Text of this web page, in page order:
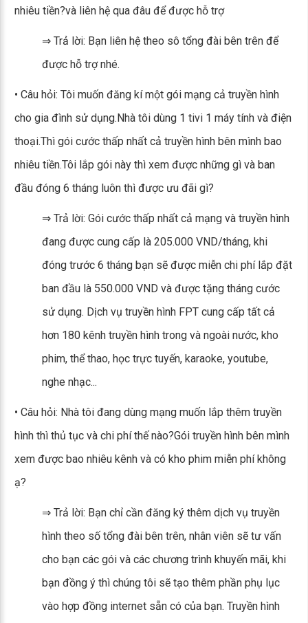
nhiêu tiền?và liên hệ qua đâu để được hỗ trợ
⇒ Trả lời: Bạn liên hệ theo sô tổng đài bên trên để
được hỗ trợ nhé.
• Câu hỏi: Tôi muốn đăng kí một gói mạng cả truyền hình
cho gia đình sử dụng.Nhà tôi dùng 1 tivi 1 máy tính và điện
thoại.Thì gói cước thấp nhất cả truyền hình bên mình bao
nhiêu tiền.Tôi lắp gói này thì xem được những gì và ban
đầu đóng 6 tháng luôn thì được ưu đãi gì?
⇒ Trả lời: Gói cước thấp nhất cả mạng và truyền hình
đang được cung cấp là 205.000 VND/tháng, khi
đóng trước 6 tháng bạn sẽ được miễn chi phí lắp đặt
ban đầu là 550.000 VND và được tặng tháng cước
sử dụng. Dịch vụ truyền hình FPT cung cấp tất cả
hơn 180 kênh truyền hình trong và ngoài nước, kho
phim, thể thao, học trực tuyến, karaoke, youtube,
nghe nhạc...
• Câu hỏi: Nhà tôi đang dùng mạng muốn lắp thêm truyền
hình thì thủ tục và chi phí thế nào?Gói truyền hình bên mình
xem được bao nhiêu kênh và có kho phim miễn phí không
ạ?
⇒ Trả lời: Bạn chỉ cần đăng ký thêm dịch vụ truyền
hình theo số tổng đài bên trên, nhân viên sẽ tư vấn
cho bạn các gói và các chương trình khuyến mãi, khi
bạn đồng ý thì chúng tôi sẽ tạo thêm phần phụ lục
vào hợp đồng internet sẵn có của bạn. Truyền hình